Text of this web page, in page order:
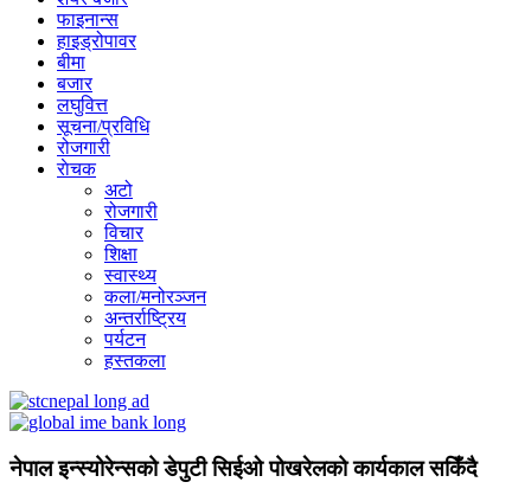
फाइनान्स
हाइड्रोपावर
बीमा
बजार
लघुवित्त
सूचना/प्रविधि
रोजगारी
राेचक
अटो
रोजगारी
विचार
शिक्षा
स्वास्थ्य
कला/मनोरञ्जन
अन्तर्राष्ट्रिय
पर्यटन
हस्तकला
नेपाल इन्स्योरेन्सको डेपुटी सिईओ पोखरेलको कार्यकाल सकिँदै